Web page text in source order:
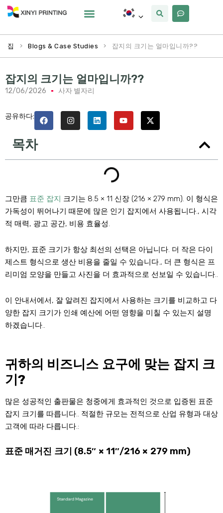
집 > Blogs & Case Studies > 잡지의 크기는 얼마입니까??
잡지의 크기는 얼마입니까??
12/06/2026 사자 별자리
공유하다:
목차
그만큼 표준 잡지 크기는 8.5 × 11 신장 (216 × 279 mm). 이 형식은
가독성이 뛰어나기 때문에 많은 인기 잡지에서 사용됩니다., 시각
적 매력, 광고 공간, 비용 효율성.
하지만, 표준 크기가 항상 최선의 선택은 아닙니다. 더 작은 다이
제스트 형식으로 생산 비용을 줄일 수 있습니다., 더 큰 형식은 프
리미엄 모양을 만들고 사진을 더 효과적으로 선보일 수 있습니다..
이 안내서에서, 잘 알려진 잡지에서 사용하는 크기를 비교하고 다
양한 잡지 크기가 인쇄 예산에 어떤 영향을 미칠 수 있는지 설명
하겠습니다..
귀하의 비즈니스 요구에 맞는 잡지 크
기?
많은 성공적인 출판물은 청중에게 효과적인 것으로 입증된 표준
잡지 크기를 따릅니다.. 적절한 규모는 전적으로 산업 유형과 대상
고객에 따라 다릅니다.:
표준 매거진 크기 (8.5″ × 11″/216 × 279 mm)